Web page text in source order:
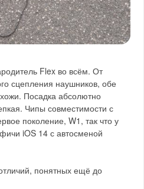
Flex во всём. От
сцепления наушников, обе
Посадка абсолютно
Чипы совместимости с
поколение, W1, так что у
iOS 14 с автосменой
понятных ещё до